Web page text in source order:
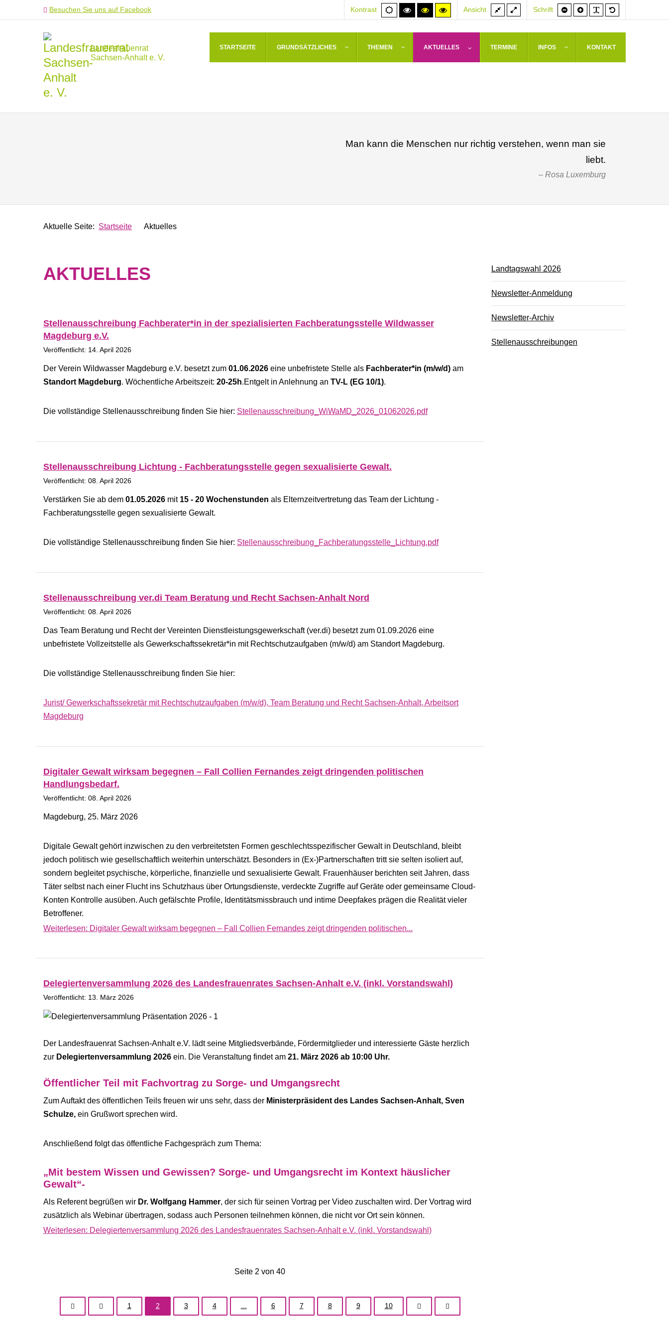
Besuchen Sie uns auf Facebook Kontrast
Normale
Ansicht
Hoher
Kontrast
Hoher
Kontrast
Hoher
Kontrast
Ansicht
Feste
Breite
Volle
Breite
Schrift
Schrift
kleiner
Schrift
größer
Landesfrauenrat
Sachsen-Anhalt e. V.
STARTSEITE GRUNDSÄTZLICHES THEMEN AKTUELLES TERMINE INFOS KONTAKT
Man kann die Menschen nur richtig verstehen, wenn man sie
liebt.
Rosa Luxemburg
Aktuelle Seite: Startseite Aktuelles
AKTUELLES
Stellenausschreibung Fachberater*in in der spezialisierten Fachberatungsstelle Wildwasser
Magdeburg e.V.
Veröffentlicht: 14. April 2026
Der Verein Wildwasser Magdeburg e.V. besetzt zum 01.06.2026 eine unbefristete Stelle als Fachberater*in (m/w/d) am
Standort Magdeburg. Wöchentliche Arbeitszeit: 20-25h.Entgelt in Anlehnung an TV-L (EG 10/1).
Die vollständige Stellenausschreibung finden Sie hier: Stellenausschreibung_WiWaMD_2026_01062026.pdf
Stellenausschreibung Lichtung - Fachberatungsstelle gegen sexualisierte Gewalt.
Veröffentlicht: 08. April 2026
Verstärken Sie ab dem 01.05.2026 mit 15 - 20 Wochenstunden als Elternzeitvertretung das Team der Lichtung -
Fachberatungsstelle gegen sexualisierte Gewalt.
Die vollständige Stellenausschreibung finden Sie hier: Stellenausschreibung_Fachberatungsstelle_Lichtung.pdf
Stellenausschreibung ver.di Team Beratung und Recht Sachsen-Anhalt Nord
Veröffentlicht: 08. April 2026
Das Team Beratung und Recht der Vereinten Dienstleistungsgewerkschaft (ver.di) besetzt zum 01.09.2026 eine
unbefristete Vollzeitstelle als Gewerkschaftssekretär*in mit Rechtschutzaufgaben (m/w/d) am Standort Magdeburg.
Die vollständige Stellenausschreibung finden Sie hier:
Jurist/ Gewerkschaftssekretär mit Rechtschutzaufgaben (m/w/d), Team Beratung und Recht Sachsen-Anhalt, Arbeitsort
Magdeburg
Digitaler Gewalt wirksam begegnen – Fall Collien Fernandes zeigt dringenden politischen
Handlungsbedarf.
Veröffentlicht: 08. April 2026
Magdeburg, 25. März 2026
Digitale Gewalt gehört inzwischen zu den verbreitetsten Formen geschlechtsspezifischer Gewalt in Deutschland, bleibt
jedoch politisch wie gesellschaftlich weiterhin unterschätzt. Besonders in (Ex-)Partnerschaften tritt sie selten isoliert auf,
sondern begleitet psychische, körperliche, finanzielle und sexualisierte Gewalt. Frauenhäuser berichten seit Jahren, dass
Täter selbst nach einer Flucht ins Schutzhaus über Ortungsdienste, verdeckte Zugriffe auf Geräte oder gemeinsame Cloud-
Konten Kontrolle ausüben. Auch gefälschte Profile, Identitätsmissbrauch und intime Deepfakes prägen die Realität vieler
Betroffener.
Weiterlesen: Digitaler Gewalt wirksam begegnen – Fall Collien Fernandes zeigt dringenden politischen...
Delegiertenversammlung 2026 des Landesfrauenrates Sachsen-Anhalt e.V. (inkl. Vorstandswahl)
Veröffentlicht: 13. März 2026
Der Landesfrauenrat Sachsen-Anhalt e.V. lädt seine Mitgliedsverbände, Fördermitglieder und interessierte Gäste herzlich
zur Delegiertenversammlung 2026 ein. Die Veranstaltung findet am 21. März 2026 ab 10:00 Uhr.
Öffentlicher Teil mit Fachvortrag zu Sorge- und Umgangsrecht
Zum Auftakt des öffentlichen Teils freuen wir uns sehr, dass der Ministerpräsident des Landes Sachsen-Anhalt, Sven
Schulze, ein Grußwort sprechen wird.
Anschließend folgt das öffentliche Fachgespräch zum Thema:
„Mit bestem Wissen und Gewissen? Sorge- und Umgangsrecht im Kontext häuslicher
Gewalt“-
Als Referent begrüßen wir Dr. Wolfgang Hammer, der sich für seinen Vortrag per Video zuschalten wird. Der Vortrag wird
zusätzlich als Webinar übertragen, sodass auch Personen teilnehmen können, die nicht vor Ort sein können.
Weiterlesen: Delegiertenversammlung 2026 des Landesfrauenrates Sachsen-Anhalt e.V. (inkl. Vorstandswahl)
Seite 2 von 40
1 2 3 4 ... 6 7 8 9 10
Landtagswahl 2026
Newsletter-Anmeldung
Newsletter-Archiv
Stellenausschreibungen